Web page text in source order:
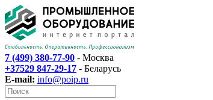
7 (499) 380-77-90 - Москва
+37529 847-29-17 - Беларусь
E-mail: info@poip.ru